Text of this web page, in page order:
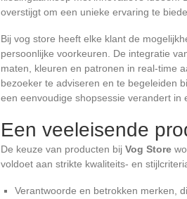
overstijgt om een unieke ervaring te
Bij vog store heeft elke klant de
persoonlijke voorkeuren. De integratie
maten, kleuren en patronen in real-time
bezoeker te adviseren en te begeleiden
een eenvoudige shopsessie verandert in
Een veeleisende
De keuze van producten bij Vog Store
voldoet aan strikte kwaliteits- en
Verantwoorde en betrokken merken,